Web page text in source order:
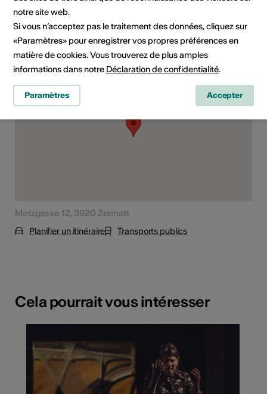
Spectacle
Lieu de l'événement
Metzgasse 12, 3920 Zermatt
Planifier un itinéraire
Transports publics
Cela pourrait vous intéresser
notre site web.
Si vous n’acceptez pas le traitement des données, cliquez sur
«Paramètres» pour enregistrer vos propres préférences en
matière de cookies. Vous trouverez de plus amples
informations dans notre Déclaration de confidentialité.
Paramètres Accepter